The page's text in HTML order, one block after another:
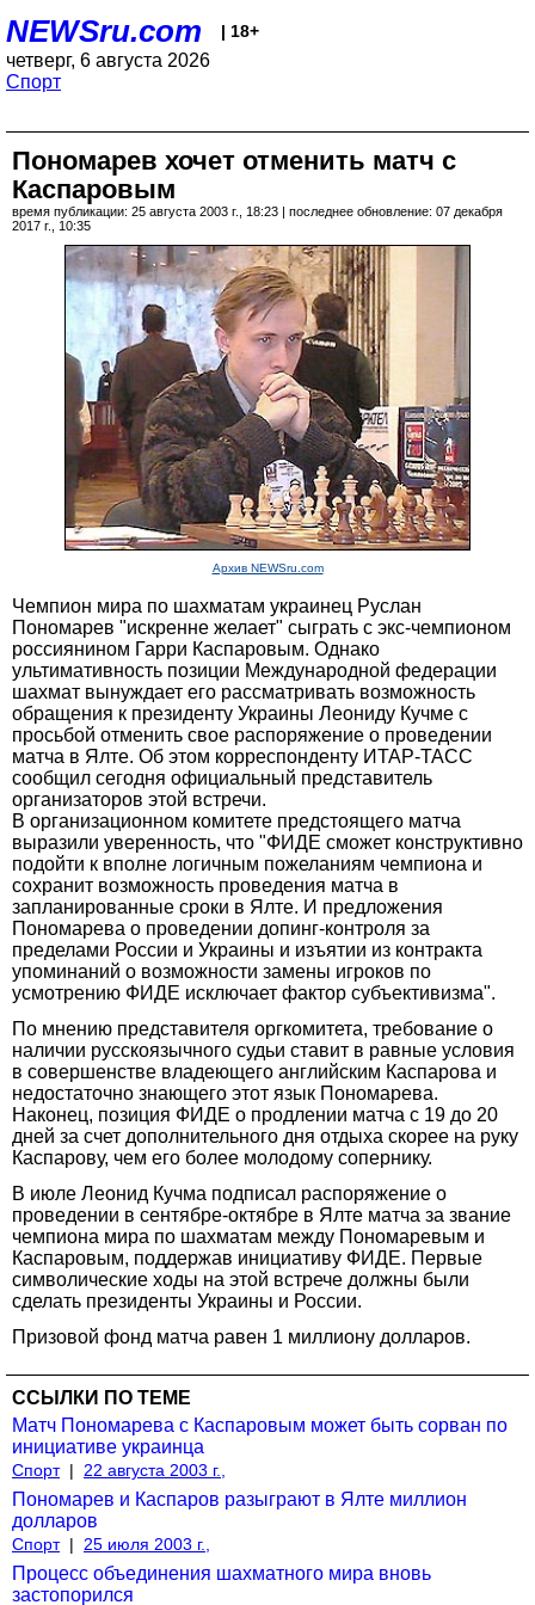
NEWSru.com | 18+
четверг, 6 августа 2026
Спорт
Пономарев хочет отменить матч с
Каспаровым
время публикации: 25 августа 2003 г., 18:23 | последнее обновление: 07 декабря
2017 г., 10:35
Архив NEWSru.com
Чемпион мира по шахматам украинец Руслан
Пономарев "искренне желает" сыграть с экс-чемпионом
россиянином Гарри Каспаровым. Однако
ультимативность позиции Международной федерации
шахмат вынуждает его рассматривать возможность
обращения к президенту Украины Леониду Кучме с
просьбой отменить свое распоряжение о проведении
матча в Ялте. Об этом корреспонденту ИТАР-ТАСС
сообщил сегодня официальный представитель
организаторов этой встречи.
В организационном комитете предстоящего матча
выразили уверенность, что "ФИДЕ сможет конструктивно
подойти к вполне логичным пожеланиям чемпиона и
сохранит возможность проведения матча в
запланированные сроки в Ялте. И предложения
Пономарева о проведении допинг-контроля за
пределами России и Украины и изъятии из контракта
упоминаний о возможности замены игроков по
усмотрению ФИДЕ исключает фактор субъективизма".
По мнению представителя оргкомитета, требование о
наличии русскоязычного судьи ставит в равные условия
в совершенстве владеющего английским Каспарова и
недостаточно знающего этот язык Пономарева.
Наконец, позиция ФИДЕ о продлении матча с 19 до 20
дней за счет дополнительного дня отдыха скорее на руку
Каспарову, чем его более молодому сопернику.
В июле Леонид Кучма подписал распоряжение о
проведении в сентябре-октябре в Ялте матча за звание
чемпиона мира по шахматам между Пономаревым и
Каспаровым, поддержав инициативу ФИДЕ. Первые
символические ходы на этой встрече должны были
сделать президенты Украины и России.
Призовой фонд матча равен 1 миллиону долларов.
ССЫЛКИ ПО ТЕМЕ
Матч Пономарева с Каспаровым может быть сорван по
инициативе украинца
Спорт | 22 августа 2003 г.,
Пономарев и Каспаров разыграют в Ялте миллион
долларов
Спорт | 25 июля 2003 г.,
Процесс объединения шахматного мира вновь
застопорился